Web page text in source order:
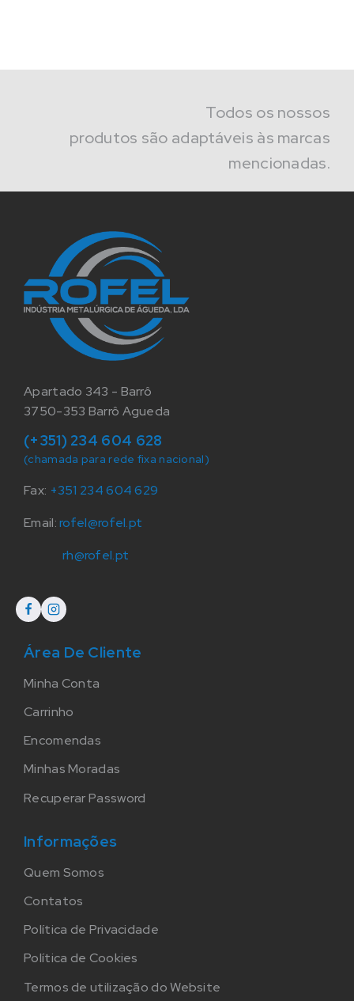
Todos os nossos
produtos são adaptáveis às marcas
mencionadas.
Apartado 343 - Barrô
3750-353 Barrô Agueda
(+351) 234 604 628
(chamada para rede fixa nacional)
Fax: +351 234 604 629
Email:rofel@rofel.pt
rh@rofel.pt
Área De Cliente
Minha Conta
Carrinho
Encomendas
Minhas Moradas
Recuperar Password
Informações
Quem Somos
Contatos
Política de Privacidade
Política de Cookies
Termos de utilização do Website